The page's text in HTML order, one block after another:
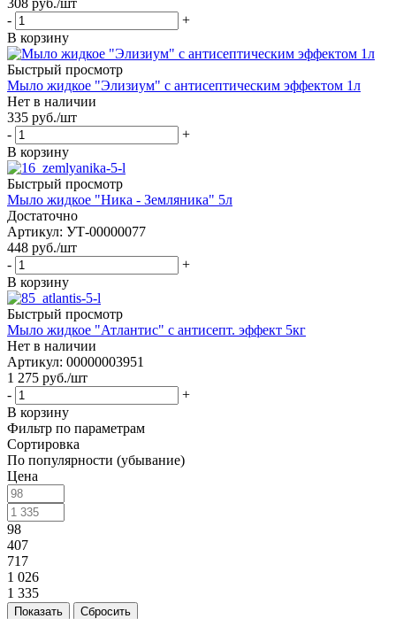
-
+
В корзину
Быстрый просмотр
Мыло жидкое "Элизиум" с антисептическим эффектом 1л
Нет в наличии
335 руб./шт
-
+
В корзину
Быстрый просмотр
Мыло жидкое "Ника - Земляника" 5л
Достаточно
Артикул: УТ-00000077
448 руб./шт
-
+
В корзину
Быстрый просмотр
Мыло жидкое "Атлантис" с антисепт. эффект 5кг
Нет в наличии
Артикул: 00000003951
1 275 руб./шт
-
+
В корзину
Фильтр по параметрам
Сортировка
По популярности (убывание)
Цена
98
407
717
1 026
1 335
Сбросить